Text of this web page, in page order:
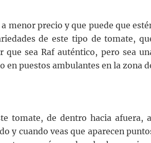
menor precio y que puede que
de este tipo de tomate,
sea Raf auténtico, pero sea
en puestos ambulantes en la zona
tomate, de dentro hacia afuera,
y cuando veas que aparecen